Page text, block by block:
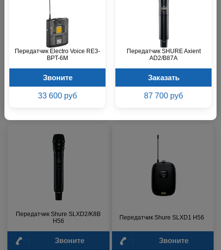
Передатчик Electro Voice RE3-
BPT-6M
Звоните
33 600 руб
Передатчик SHURE Axient
AD2/B87A
Заказать
87 700 руб
Передатчик Shure BLX2/SM58
M17
19 000 р.
Передатчик AKG PT470 BD7
32 900 р.
Передатчик Shure SLXD2/K8B
H56
Звоните
Передатчик Shure SLXD1 H56
Звоните